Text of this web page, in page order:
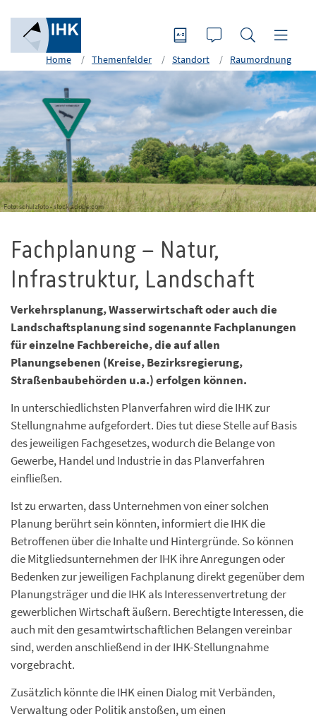
Home Themenfelder Standort Raumordnung
Foto: schulzfoto - stock.adobe.com
Fachplanung – Natur,
Infrastruktur, Landschaft
Verkehrsplanung, Wasserwirtschaft oder auch die
Landschaftsplanung sind sogenannte Fachplanungen
für einzelne Fachbereiche, die auf allen
Planungsebenen (Kreise, Bezirksregierung,
Straßenbaubehörden u.a.) erfolgen können.
In unterschiedlichsten Planverfahren wird die IHK zur
Stellungnahme aufgefordert. Dies tut diese Stelle auf Basis
des jeweiligen Fachgesetzes, wodurch die Belange von
Gewerbe, Handel und Industrie in das Planverfahren
einfließen.
Ist zu erwarten, dass Unternehmen von einer solchen
Planung berührt sein könnten, informiert die IHK die
Betroffenen über die Inhalte und Hintergründe. So können
die Mitgliedsunternehmen der IHK ihre Anregungen oder
Bedenken zur jeweiligen Fachplanung direkt gegenüber dem
Planungsträger und die IHK als Interessenvertretung der
gewerblichen Wirtschaft äußern. Berechtigte Interessen, die
auch mit den gesamtwirtschaftlichen Belangen vereinbar
sind, werden anschließend in der IHK-Stellungnahme
vorgebracht.
Zusätzlich könnte die IHK einen Dialog mit Verbänden,
Verwaltung oder Politik anstoßen, um einen